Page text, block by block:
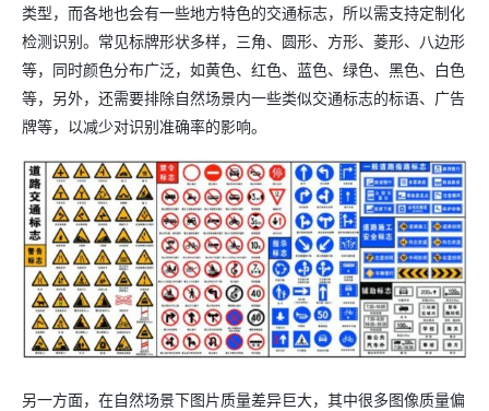
类型，而各地也会有一些地方特色的交通标志，所以需支持定制化
检测识别。常见标牌形状多样，三角、圆形、方形、菱形、八边形
等，同时颜色分布广泛，如黄色、红色、蓝色、绿色、黑色、白色
等，另外，还需要排除自然场景内一些类似交通标志的标语、广告
牌等，以减少对识别准确率的影响。
另一方面，在自然场景下图片质量差异巨大，其中很多图像质量偏